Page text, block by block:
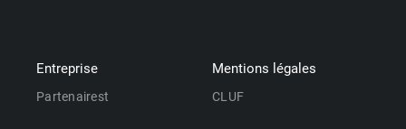
Entreprise
Partenairest
Mentions légales
CLUF